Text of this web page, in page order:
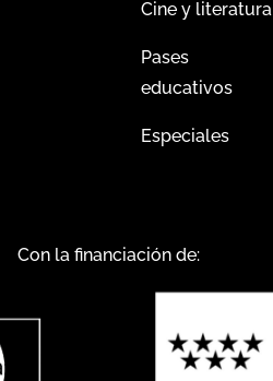
Cine y literatura
Pases
educativos
Especiales
Con la financiación de: